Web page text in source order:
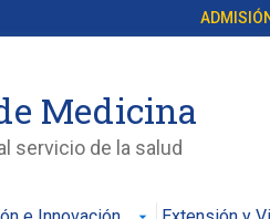
Medicina
servicio de la salud